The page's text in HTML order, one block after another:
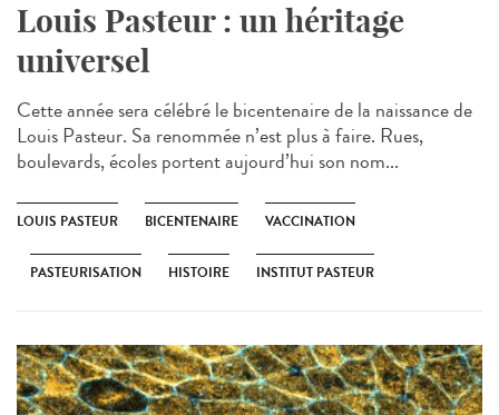
Louis Pasteur : un héritage
universel
Cette année sera célébré le bicentenaire de la naissance de
Louis Pasteur. Sa renommée n’est plus à faire. Rues,
boulevards, écoles portent aujourd’hui son nom...
LOUIS PASTEUR BICENTENAIRE VACCINATION
PASTEURISATION HISTOIRE INSTITUT PASTEUR